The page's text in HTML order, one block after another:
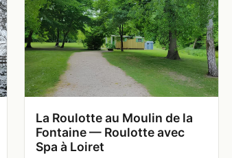
La Roulotte au Moulin de la
Fontaine — Roulotte avec
Spa à Loiret